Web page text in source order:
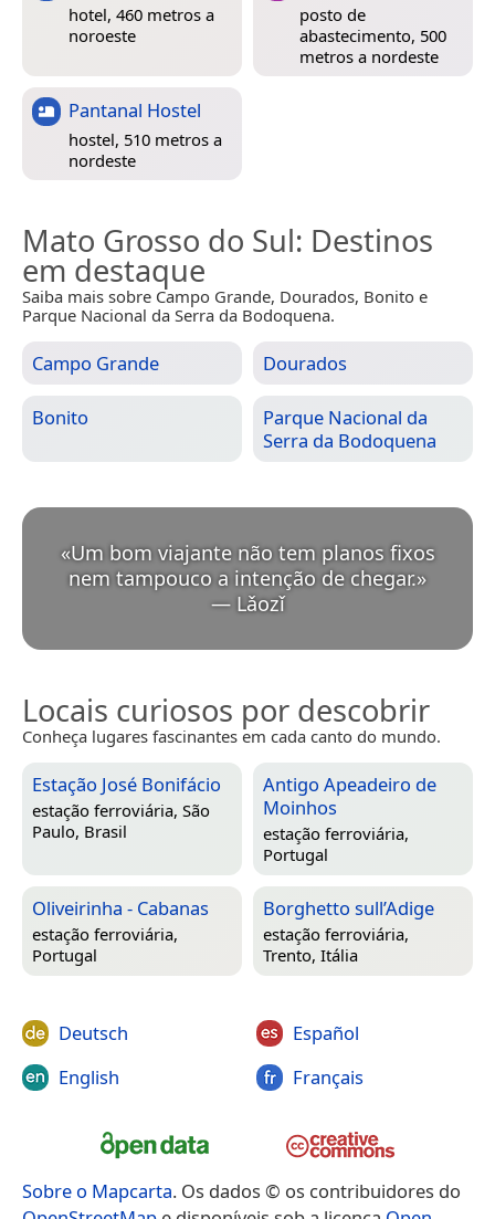
hotel, 460 metros a
noroeste
posto de
abastecimento, 500
metros a nordeste
Pantanal Hostel
hostel, 510 metros a
nordeste
Mato Grosso do Sul: Destinos
em destaque
Saiba mais sobre Campo Grande, Dourados, Bonito e
Parque Nacional da Serra da Bodoquena.
Campo Grande Dourados
Bonito
Parque Nacional da
Serra da Bodoquena
«Um bom viajante não tem planos fixos
nem tampouco a intenção de chegar.
— Lǎozǐ
Locais curiosos por descobrir
Conheça lugares fascinantes em cada canto do mundo.
Estação José Bonifácio
estação ferroviária, São
Paulo, Brasil
Antigo Apeadeiro de
Moinhos
estação ferroviária,
Portugal
Oliveirinha - Cabanas
estação ferroviária,
Portugal
Borghetto sull’Adige
estação ferroviária,
Trento, Itália
Deutsch
English
Español
Français
Sobre o Mapcarta. Os dados © os contribuidores do